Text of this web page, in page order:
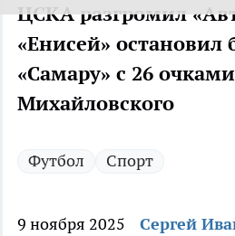
ЦСКА разгромил
«Енисей»
«Самару» с 26 очками
Михайловского
Футбол Спорт
9 ноября 2025
Сергей